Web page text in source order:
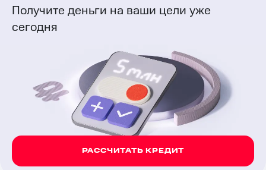
Получите деньги на ваши цели уже
сегодня
РАССЧИТАТЬ КРЕДИТ